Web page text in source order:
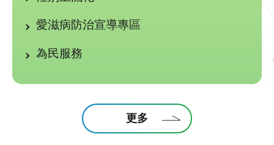
愛滋病防治宣導專區
為民服務
更多